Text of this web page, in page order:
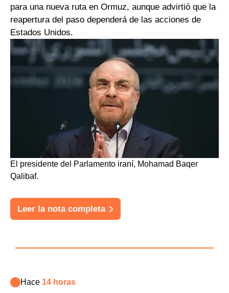
para una nueva ruta en Ormuz, aunque advirtió que la
reapertura del paso dependerá de las acciones de
Estados Unidos.
El presidente del Parlamento iraní, Mohamad Baqer
Qalibaf.
Leer la nota completa
Hace 14 horas